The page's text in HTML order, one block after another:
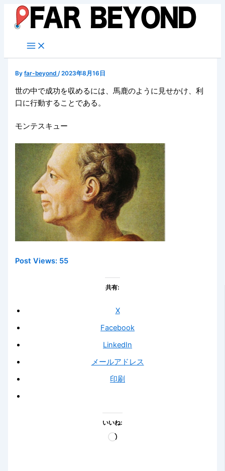
キ
Byfar-beyond/2023年8月16日
世の中で成功を収めるには、馬鹿のように見せかけ、利
口に行動することである。
モンテスキュー
Post Views: 55
共有:
X
Facebook
LinkedIn
メールアドレス
印刷
いいね:
読